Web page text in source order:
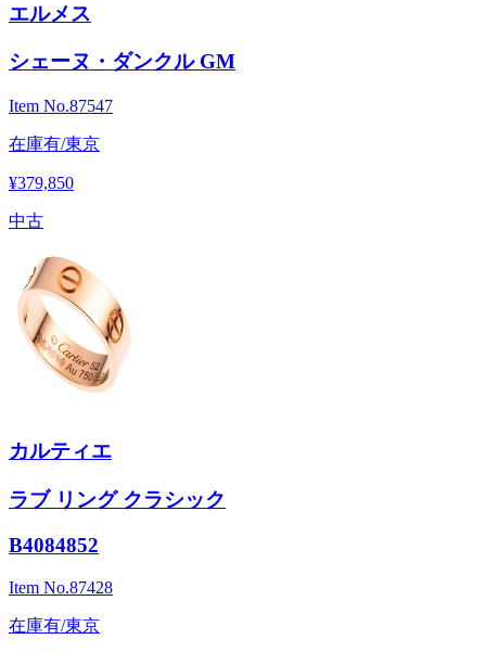
エルメス
シェーヌ・ダンクル GM
Item No.87547
在庫有/東京
¥379,850
中古
カルティエ
ラブ リング クラシック
B4084852
Item No.87428
在庫有/東京